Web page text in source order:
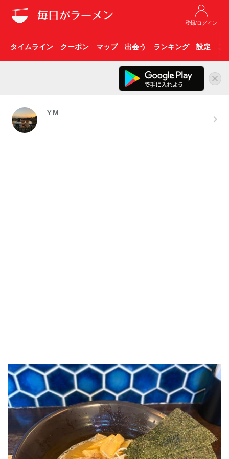
登録/ログイン
タイムライン クーポン マップ 出会う ランキング 設定 こ
ＹM